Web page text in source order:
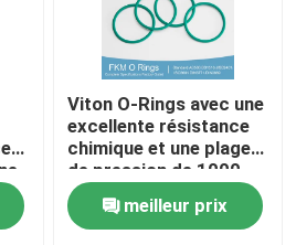
Viton O-Rings avec une
excellente résistance
chimique et une plage
de pression de 1000
psi
meilleur prix